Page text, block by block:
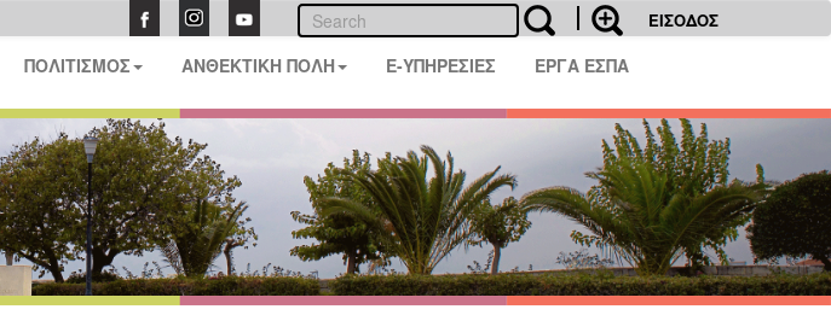
ΕΙΣΟΔΟΣ
ΠΟΛΙΤΙΣΜΟΣ ΑΝΘΕΚΤΙΚΗ ΠΟΛΗ E-ΥΠΗΡΕΣΙΕΣ ΕΡΓΑ ΕΣΠΑ